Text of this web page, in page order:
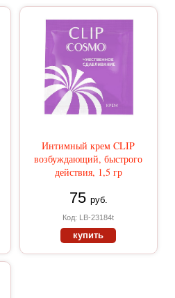
Интимный крем CLIP
возбуждающий, быстрого
действия, 1,5 гр
75 руб.
Код: LB-23184t
купить